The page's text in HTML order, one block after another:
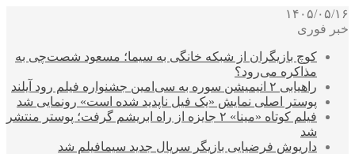
۱۴۰۵/۰۵/۱۶
خبر فوری
کوچ بازیگران از شبکه خانگی به سیما؛ مسعود شصت‌چی به
مذاکره می‌رود؟
راهیابی ۲ انیمیشن سوره به سی‌امین جشنواره فیلم رود آیلند
پوستر اصلی نمایش «یک فیل ناپدید شده است» رونمایی شد
فیلم کوتاه «مینا» ۲ جایزه از راه ابریشم گرفت؛ پوستر منتشر
شد
داریوش فرضیایی بازیگر سریال جدید سیمافیلم شد